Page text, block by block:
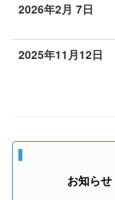
2026年2月 7日
2025年11月12日
お知らせ